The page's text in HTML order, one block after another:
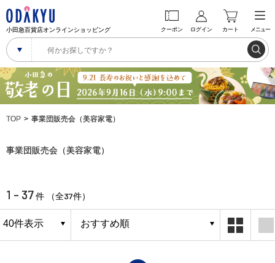
小田急百貨店オンラインショッピング クーポン ログイン カート メニュー
TOP 事業団販売会（美容家電）
事業団販売会（美容家電）
1 - 37件 （全37件）